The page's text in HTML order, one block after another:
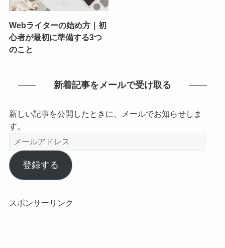
Webライターの始め方｜初
心者が最初に準備する3つ
のこと
新着記事をメールで受け取る
新しい記事を公開したときに、メールでお知らせしま
す。
メ
ー
ル
ア
レ
登録する
スポンサーリンク